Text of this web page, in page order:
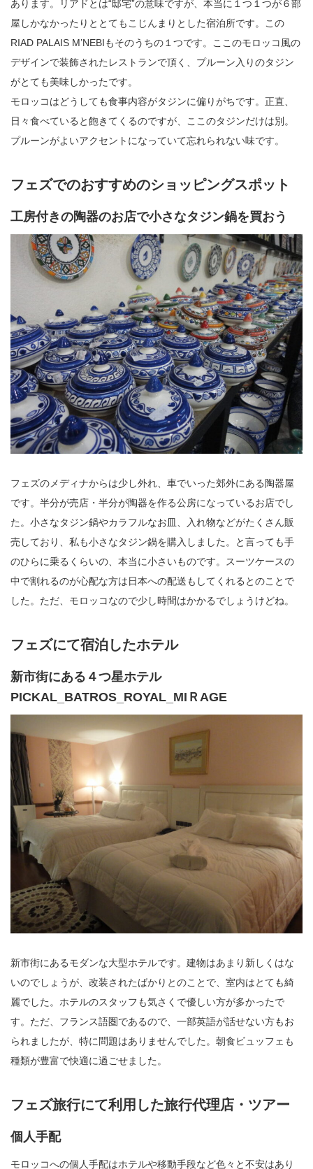
あります。リアドとは“邸宅”の意味ですが、本当に１つ１つが６部
屋しかなかったりととてもこじんまりとした宿泊所です。この
RIAD PALAIS M’NEBIもそのうちの１つです。ここのモロッコ風の
デザインで装飾されたレストランで頂く、プルーン入りのタジン
がとても美味しかったです。
モロッコはどうしても食事内容がタジンに偏りがちです。正直、
日々食べていると飽きてくるのですが、ここのタジンだけは別。
プルーンがよいアクセントになっていて忘れられない味です。
フェズでのおすすめのショッピングスポット
工房付きの陶器のお店で小さなタジン鍋を買おう
フェズのメディナからは少し外れ、車でいった郊外にある陶器屋
です。半分が売店・半分が陶器を作る公房になっているお店でし
た。小さなタジン鍋やカラフルなお皿、入れ物などがたくさん販
売しており、私も小さなタジン鍋を購入しました。と言っても手
のひらに乗るくらいの、本当に小さいものです。スーツケースの
中で割れるのが心配な方は日本への配送もしてくれるとのことで
した。ただ、モロッコなので少し時間はかかるでしょうけどね。
フェズにて宿泊したホテル
新市街にある４つ星ホテル
PICKAL_BATROS_ROYAL_MIＲAGE
新市街にあるモダンな大型ホテルです。建物はあまり新しくはな
いのでしょうが、改装されたばかりとのことで、室内はとても綺
麗でした。ホテルのスタッフも気さくで優しい方が多かったで
す。ただ、フランス語圏であるので、一部英語が話せない方もお
られましたが、特に問題はありませんでした。朝食ビュッフェも
種類が豊富で快適に過ごせました。
フェズ旅行にて利用した旅行代理店・ツアー
個人手配
モロッコへの個人手配はホテルや移動手段など色々と不安はあり